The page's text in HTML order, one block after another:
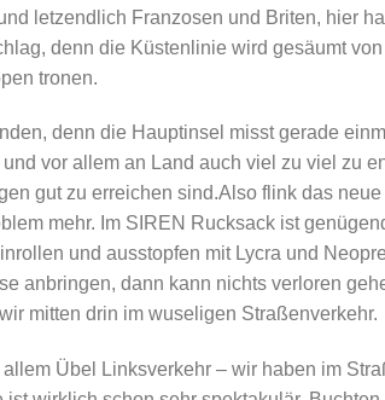
letzendlich Franzosen und Briten, hier
denn die Küstenlinie wird gesäumt
tronen.
denn die Hauptinsel misst gerade
vor allem an Land auch viel zu viel zu
gut zu erreichen sind.Also flink das
mehr. Im SIREN Rucksack ist
und ausstopfen mit Lycra und
anbringen, dann kann nichts verloren
mitten drin im wuseligen Straßenverkehr.
Übel Linksverkehr – wir haben im